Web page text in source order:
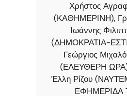
Χρήστος
(ΚΑΘΗΜΕΡΙΝΗ),
Ιωάννης
(ΔΗΜΟΚΡΑΤΙΑ-
Γεώργιος
(ΕΛΕΥΘΕΡΗ
Έλλη Ρίζου
ΕΦΗΜΕΡΙΔΑ